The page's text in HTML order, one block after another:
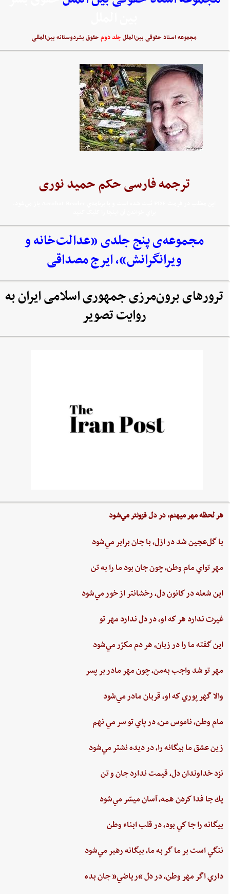
مجموعه اسناد حقوقی بین‌المللجلد دومحقوق بشردوستانه بین‌المللی
ترجمه فارسی حکم حمید نوری
مجموعه‌‌ی پنج جلدی «عدالت‌خانه و
ویرانگرانش»، ایرج مصداقی
ترورهای برون‌مرزی جمهوری اسلامی ایران به
روایت تصویر
هر لحظه‌ مهر ميهنم،‌ در دل‌ فزونتر مي‌شود
با گل‌عجين‌ شد در ازل،‌ با جان‌ برابر مي‌شود
مهر تواي ‌مام ‌وطن،‌ چون‌ جان‌ بود ما را به‌ تن
اين ‌شعله ‌در كانون ‌دل، ‌رخشانتر از خور مي‌شود
غيرت‌ ندارد هر كه او، در دل‌ ندارد مهر تو
اين‌ گفته‌ ما را در زبان، هر دم‌ مكرّر مي‌شود
مهر تو شد واجب‌ به‌من،‌ چون‌ مهر مادر بر پسر
والا گهر پوري‌ كه او، قربان مادر مي‌شود
مام‌ وطن‌، ناموس‌ من‌، در پاي ‌تو سر مي نهم‌
زين‌ عشق‌ ما بيگانه را، در ديده ‌نشتر مي‌شود
نزد خداوندان دل،‌ قيمت‌ ندارد جان‌ و تن
يك جا فدا كردن‌ همه،‌ آسان ميسّر مي‌شود
بيگانه‌ را جا كي‌ بود، در قلب‌ ابناء وطن
ننگي ‌است ‌بر ما گر به ‌ما، بيگانه‌ رهبر مي‌شود
داري‌ اگر مهر وطن،‌ در دل‌ “رياضي”‌ جان ‌بده‌